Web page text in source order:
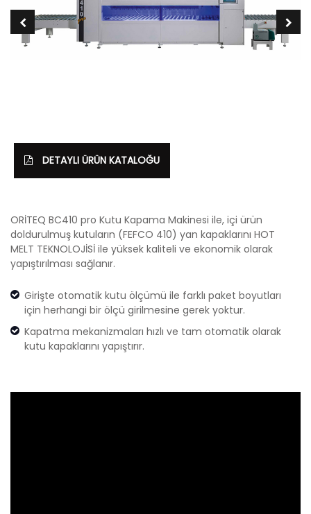
DETAYLI ÜRÜN KATALOĞU
ORİTEQ BC410 pro Kutu Kapama Makinesi ile, içi ürün
doldurulmuş kutuların (FEFCO 410) yan kapaklarını HOT
MELT TEKNOLOJİSİ ile yüksek kaliteli ve ekonomik olarak
yapıştırılması sağlanır.
Girişte otomatik kutu ölçümü ile farklı paket boyutları
için herhangi bir ölçü girilmesine gerek yoktur.
Kapatma mekanizmaları hızlı ve tam otomatik olarak
kutu kapaklarını yapıştırır.